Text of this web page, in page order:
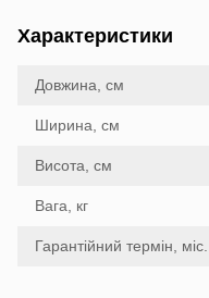
Характеристики
Довжина, см
Ширина, см
Висота, см
Вага, кг
Гарантійний термін, міс.